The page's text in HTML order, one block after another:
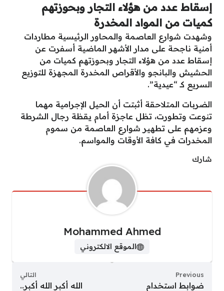
إسقاط عدد من هؤلاء التجار وبحوزتهم
كميات من المواد المخدرة
وشهدت شوارع العاصمة والمحاور الرئيسية مطاردات
أمنية ناجحة على مدار الأشهر الماضية أسفرت عن
إسقاط عدد من هؤلاء التجار وبحوزتهم كميات من
الحشيش والبانجو والأقراص المخدرة المجهزة للتوزيع
السريع كـ “عيدية”.
الضربات المتلاحقة أثبتت أن الحيل الإجرامية مهما
تنوعت وتطورت، تظل عاجزة أمام يقظة رجال الشرطة
وعزمهم على تطهير شوارع العاصمة من سموم
المخدرات في كافة الأوقات والمواسم.
شارك
Mohammed Ahmed
الموقع الالكتروني
Previous
ضوابط استخدام
التالي
الله أكبر الله أكبر..